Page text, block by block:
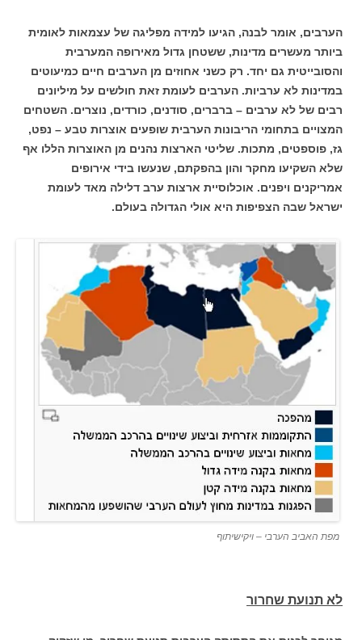
הערבים, אומר לבנה, הגיעו למידה מפליגה של עצמאות לאומית
ביותר מעשרים מדינות, ששטחן גדול מאירופה המערבית
והסובייטית גם יחד. רק כשני אחוזים מן הערבים חיים כמיעוטים
במדינות לא ערביות. הערבים לעומת זאת חולשים על מיליונים
רבים של לא ערבים – ברברים, סודנים, כורדים, נוצרים. השטחים
המצויים בתחומי הריבונות הערבית שופעים אוצרות טבע – נפט,
גז, פוספטים, מתכות. שליטי הארצות נהנים מן האוצרות הללו אף
שלא השקיעו מחקר והון בהפקתם, שנעשו בידי אירופים
אמריקנים ויפנים. אוכלוסיית ארצות ערב דלילה מאד לעומת
ישראל שבה הצפיפות היא אולי הגדולה בעולם.
מפת האביב הערבי – ויקישיתוף
לא תנועת שחרור